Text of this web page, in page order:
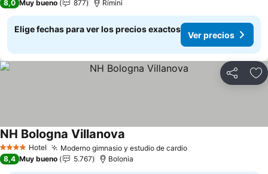
8,0 Muy bueno 877 Rímini
Elige fechas para ver los precios exactos
Ver precios
Compartir
4 EstrellasHotel Moderno gimnasio y estudio de cardioVer precios
NH Bologna Villanova
8,4 Muy bueno 5.767 Bolonia